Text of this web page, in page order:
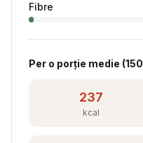
Fibre
Per o porție medie (150
237
kcal